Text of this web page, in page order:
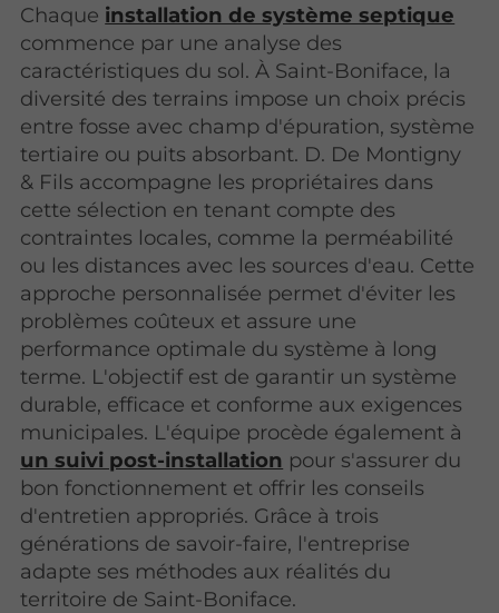
Chaque installation de système septique
commence par une analyse des
caractéristiques du sol. À Saint-Boniface, la
diversité des terrains impose un choix précis
entre fosse avec champ d'épuration, système
tertiaire ou puits absorbant. D. De Montigny
& Fils accompagne les propriétaires dans
cette sélection en tenant compte des
contraintes locales, comme la perméabilité
ou les distances avec les sources d'eau. Cette
approche personnalisée permet d'éviter les
problèmes coûteux et assure une
performance optimale du système à long
terme. L'objectif est de garantir un système
durable, efficace et conforme aux exigences
municipales. L'équipe procède également à
un suivi post-installation pour s'assurer du
bon fonctionnement et offrir les conseils
d'entretien appropriés. Grâce à trois
générations de savoir-faire, l'entreprise
adapte ses méthodes aux réalités du
territoire de Saint-Boniface.